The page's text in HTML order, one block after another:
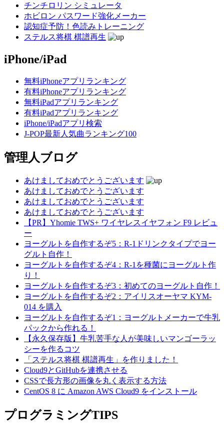
チンチロリン シミュレータ
ホビロン パスワード強化メーカー
認知症予防！色読みトレーニング
ステルス将棋 棋譜再生
iPhone/iPad
無料iPhoneアプリランキング
有料iPhoneアプリランキング
無料iPadアプリランキング
有料iPadアプリランキング
iPhone/iPadアプリ検索
J-POP最新人気曲ランキング100
管理人ブログ
あけましておめでとうございます
あけましておめでとうございます
あけましておめでとうございます
あけましておめでとうございます
【PR】Yhomie TWS+ ワイヤレスイヤフォン F9 レビュ
ー
ヨーグルトを自作するぞ5：R-1ドリンクタイプでヨー
グルト自作！
ヨーグルトを自作するぞ4：R-1を種菌にヨーグルト作
り！
ヨーグルトを自作するぞ3：初めてのヨーグルト自作！
ヨーグルトを自作するぞ2：アイリスオーヤマ KYM-
014 を購入
ヨーグルトを自作するぞ1：ヨーグルトメーカーで牛乳
パックから作れる！
【永久保存版】牛乳苦手な人が美味しいマンゴーラッ
シーを作るコツ
「ステルス将棋 棋譜再生」を作りました！
Cloud9とGitHubを連携させる
CSSで長方形の画像を丸く表示する方法
CentOS 8 に Amazon AWS Cloud9 をインストール
プログラミングTIPS